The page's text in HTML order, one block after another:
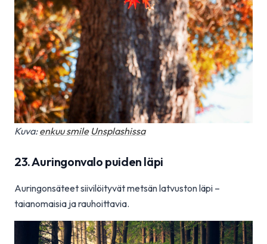
Kuva:enkuu smile Unsplashissa
23. Auringonvalo puiden läpi
Auringonsäteet siivilöityvät metsän latvuston läpi –
taianomaisia ja rauhoittavia.